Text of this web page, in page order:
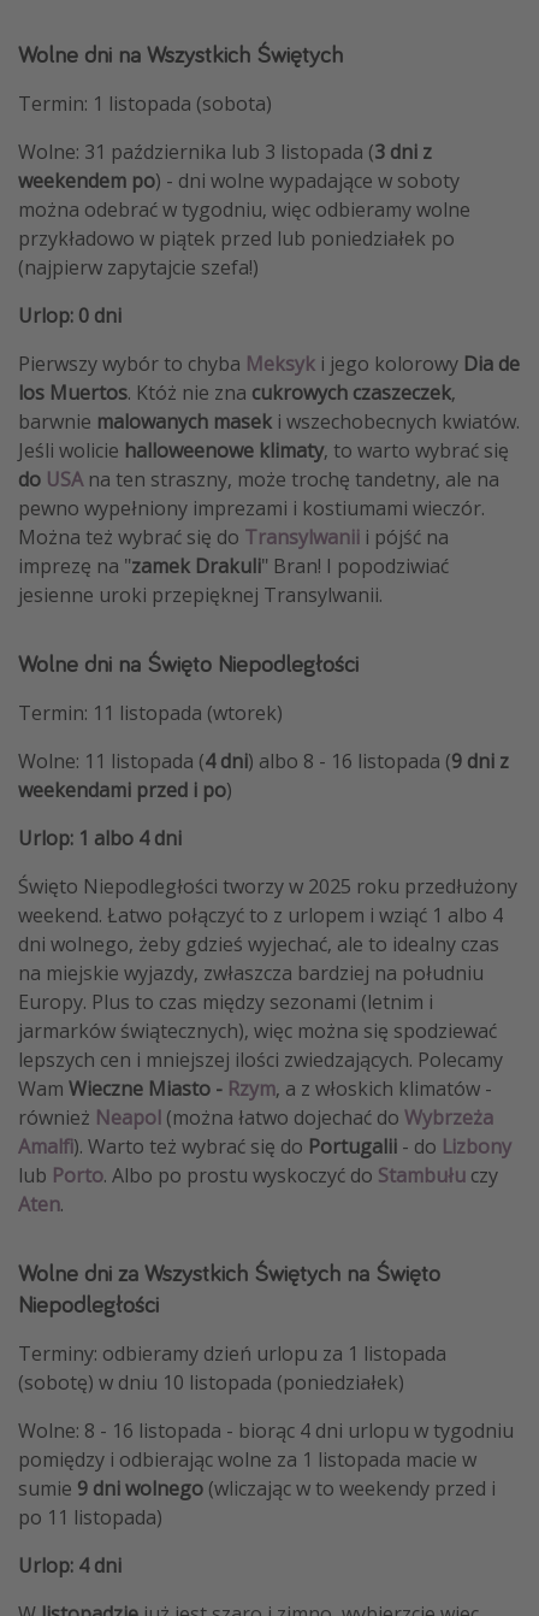
Wolne dni na Wszystkich Świętych
Termin: 1 listopada (sobota)
Wolne: 31 października lub 3 listopada (3 dni z
weekendem po) - dni wolne wypadające w soboty
można odebrać w tygodniu, więc odbieramy wolne
przykładowo w piątek przed lub poniedziałek po
(najpierw zapytajcie szefa!)
Urlop: 0 dni
Pierwszy wybór to chyba Meksyk i jego kolorowy Dia de
los Muertos. Któż nie zna cukrowych czaszeczek,
barwnie malowanych masek i wszechobecnych kwiatów.
Jeśli wolicie halloweenowe klimaty, to warto wybrać się
do USAna ten straszny, może trochę tandetny, ale na
pewno wypełniony imprezami i kostiumami wieczór.
Można też wybrać się do Transylwanii i pójść na
imprezę na "zamek Drakuli" Bran! I popodziwiać
jesienne uroki przepięknej Transylwanii.
Wolne dni na Święto Niepodległości
Termin: 11 listopada (wtorek)
Wolne: 11 listopada (4 dni) albo 8 - 16 listopada (9 dni z
weekendami przed i po)
Urlop: 1 albo 4 dni
Święto Niepodległości tworzy w 2025 roku przedłużony
weekend. Łatwo połączyć to z urlopem i wziąć 1 albo 4
dni wolnego, żeby gdzieś wyjechać, ale to idealny czas
na miejskie wyjazdy, zwłaszcza bardziej na południu
Europy. Plus to czas między sezonami (letnim i
jarmarków świątecznych), więc można się spodziewać
lepszych cen i mniejszej ilości zwiedzających. Polecamy
Wam Wieczne Miasto - Rzym, a z włoskich klimatów -
również Neapol (można łatwo dojechać do Wybrzeża
Amalfi). Warto też wybrać się do Portugalii - do Lizbony
lub Porto. Albo po prostu wyskoczyć do Stambułu czy
Aten.
Wolne dni za Wszystkich Świętych na Święto
Niepodległości
Terminy: odbieramy dzień urlopu za 1 listopada
(sobotę) w dniu 10 listopada (poniedziałek)
Wolne: 8 - 16 listopada - biorąc 4 dni urlopu w tygodniu
pomiędzy i odbierając wolne za 1 listopada macie w
sumie 9 dni wolnego (wliczając w to weekendy przed i
po 11 listopada)
Urlop: 4 dni